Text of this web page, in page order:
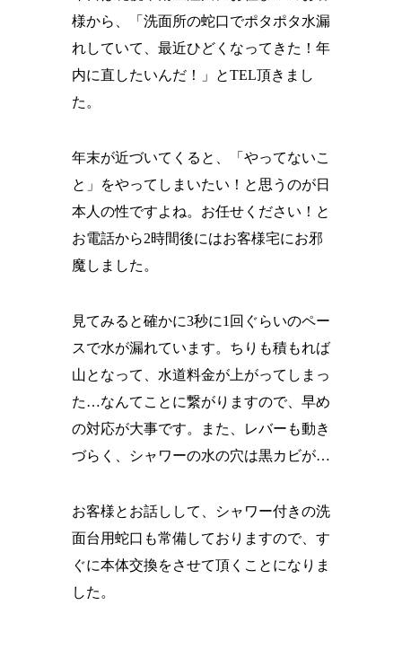
様から、「洗面所の蛇口でポタポタ水漏
れしていて、最近ひどくなってきた！年
内に直したいんだ！」とTEL頂きまし
た。
年末が近づいてくると、「やってないこ
と」をやってしまいたい！と思うのが日
本人の性ですよね。お任せください！と
お電話から2時間後にはお客様宅にお邪
魔しました。
見てみると確かに3秒に1回ぐらいのペー
スで水が漏れています。ちりも積もれば
山となって、水道料金が上がってしまっ
た…なんてことに繋がりますので、早め
の対応が大事です。また、レバーも動き
づらく、シャワーの水の穴は黒カビが…
お客様とお話しして、シャワー付きの洗
面台用蛇口も常備しておりますので、す
ぐに本体交換をさせて頂くことになりま
した。